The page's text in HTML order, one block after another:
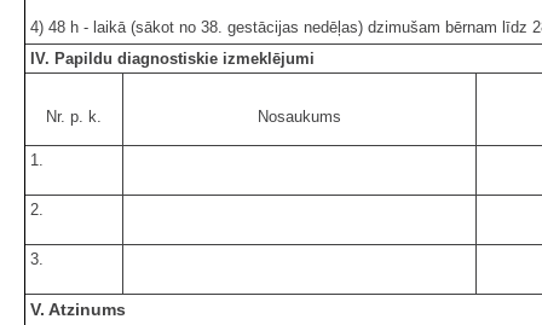
4) 48 h - laikā (sākot no 38. gestācijas nedēļas) dzimušam bērnam līdz
IV. Papildu diagnostiskie izmeklējumi
Nr. p. k. Nosaukums
1.
2.
3.
V. Atzinums